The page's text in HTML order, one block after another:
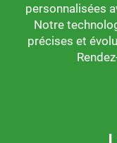
personnalisées
Notre
précises et